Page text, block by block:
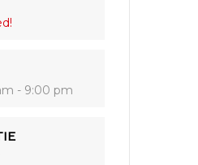
- 9:00 pm